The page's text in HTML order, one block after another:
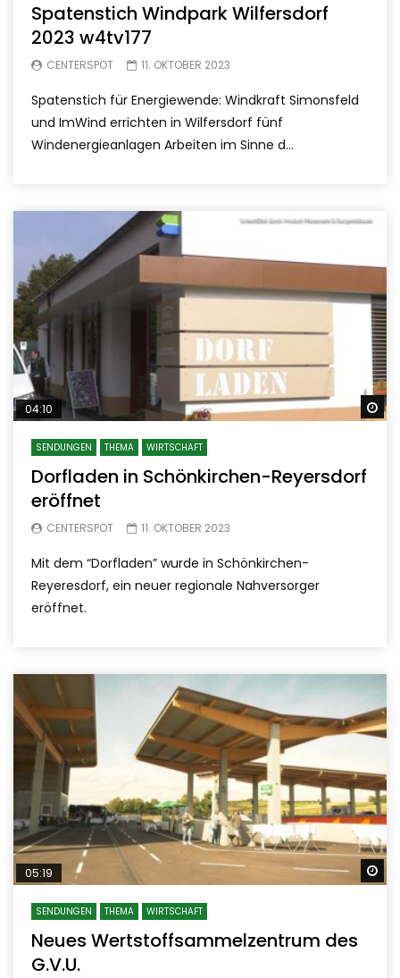
Spatenstich Windpark Wilfersdorf
2023 w4tv177
CENTERSPOT 11. OKTOBER 2023
Spatenstich für Energiewende: Windkraft Simonsfeld
und ImWind errichten in Wilfersdorf fünf
Windenergieanlagen Arbeiten im Sinne d...
04:10
SENDUNGEN THEMA WIRTSCHAFT
Dorfladen in Schönkirchen-Reyersdorf
eröffnet
CENTERSPOT 11. OKTOBER 2023
Mit dem “Dorfladen” wurde in Schönkirchen-
Reyeresdorf, ein neuer regionale Nahversorger
eröffnet.
05:19
SENDUNGEN THEMA WIRTSCHAFT
Neues Wertstoffsammelzentrum des
G.V.U.